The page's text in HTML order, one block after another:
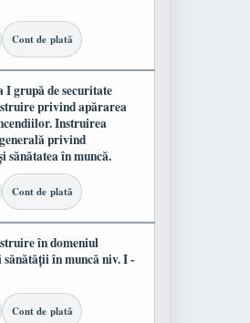
Cont de plată
grupă de securitate
privind apărarea
Instruirea
privind
sănătatea în muncă.
Cont de plată
în domeniul
în muncă niv. I -
Cont de plată